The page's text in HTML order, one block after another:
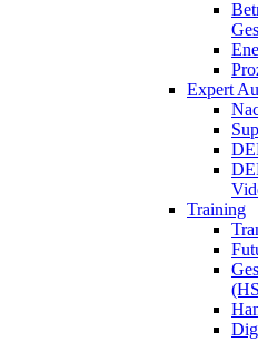
Expert
Training